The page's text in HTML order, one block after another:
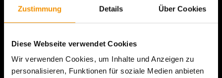
Zustimmung Details Über Cookies
Diese Webseite verwendet Cookies
Wir verwenden Cookies, um Inhalte und Anzeigen zu
personalisieren, Funktionen für soziale Medien anbieten
Download